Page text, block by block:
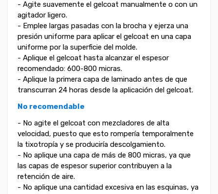
- Agite suavemente el gelcoat manualmente o con un
agitador ligero.
- Emplee largas pasadas con la brocha y ejerza una
presión uniforme para aplicar el gelcoat en una capa
uniforme por la superficie del molde.
- Aplique el gelcoat hasta alcanzar el espesor
recomendado: 600-800 micras.
- Aplique la primera capa de laminado antes de que
transcurran 24 horas desde la aplicación del gelcoat.
No recomendable
- No agite el gelcoat con mezcladores de alta
velocidad, puesto que esto rompería temporalmente
la tixotropía y se produciría descolgamiento.
- No aplique una capa de más de 800 micras, ya que
las capas de espesor superior contribuyen a la
retención de aire.
- No aplique una cantidad excesiva en las esquinas, ya